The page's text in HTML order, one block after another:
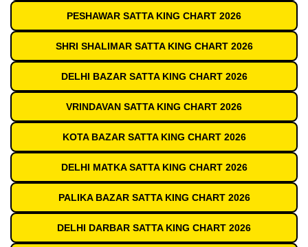
PESHAWAR SATTA KING CHART 2026
SHRI SHALIMAR SATTA KING CHART 2026
DELHI BAZAR SATTA KING CHART 2026
VRINDAVAN SATTA KING CHART 2026
KOTA BAZAR SATTA KING CHART 2026
DELHI MATKA SATTA KING CHART 2026
PALIKA BAZAR SATTA KING CHART 2026
DELHI DARBAR SATTA KING CHART 2026